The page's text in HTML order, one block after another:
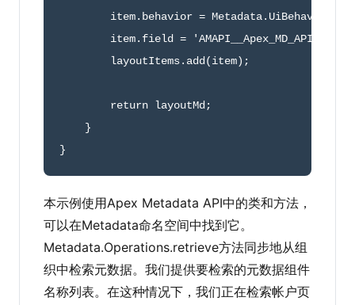
        item
. behavior = Metadata. UiBehavior
        item
. field =
        layoutItems
. add (item) ;
return layoutMd ;
}
}
本示例使用Apex Metadata API中的类和方法，
可以在Metadata命名空间中找到它。
Metadata.Operations.retrieve方法同步地从组
织中检索元数据。我们提供要检索的元数据组件
名称列表。在这种情况下，我们正在检索帐户页